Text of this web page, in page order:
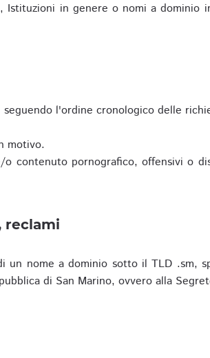
Istituzioni in genere o nomi a dominio
l'ordine cronologico delle
motivo.
contenuto pornografico, offensivi o
reclami
nome a dominio sotto il TLD .sm,
di San Marino, ovvero alla